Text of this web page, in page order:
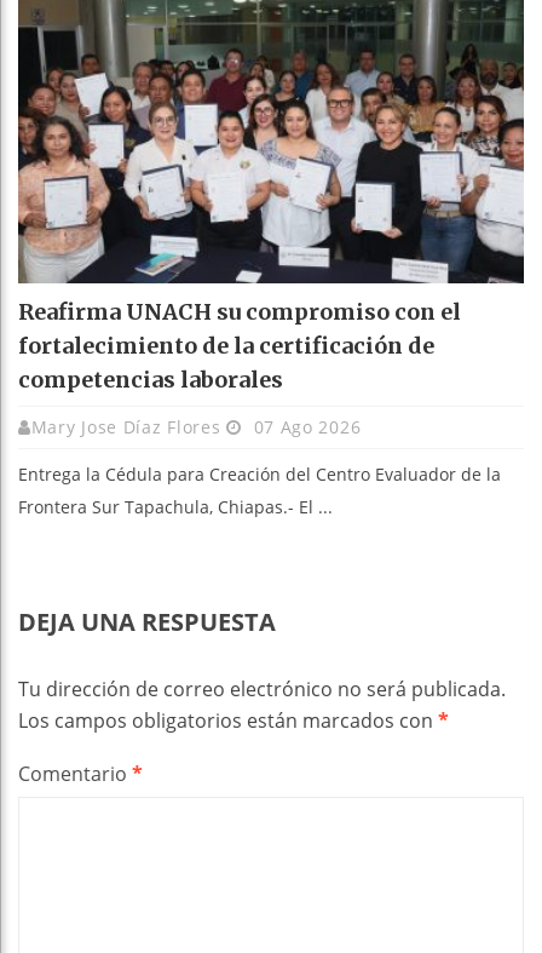
Reafirma UNACH su compromiso con el
fortalecimiento de la certificación de
competencias laborales
Mary Jose Díaz Flores 07 Ago 2026
Entrega la Cédula para Creación del Centro Evaluador de la
Frontera Sur Tapachula, Chiapas.- El ...
DEJA UNA RESPUESTA
Tu dirección de correo electrónico no será publicada.
Los campos obligatorios están marcados con *
Comentario *